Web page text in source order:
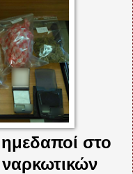
στο
ναρκωτικών